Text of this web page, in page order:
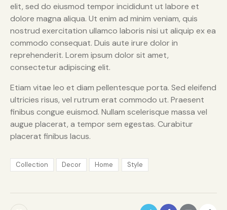
elit, sed do eiusmod tempor incididunt ut labore et
dolore magna aliqua. Ut enim ad minim veniam, quis
nostrud exercitation ullamco laboris nisi ut aliquip ex ea
commodo consequat. Duis aute irure dolor in
reprehenderit. Lorem ipsum dolor sit amet,
consectetur adipiscing elit.
Etiam vitae leo et diam pellentesque porta. Sed eleifend
ultricies risus, vel rutrum erat commodo ut. Praesent
finibus congue euismod. Nullam scelerisque massa vel
augue placerat, a tempor sem egestas. Curabitur
placerat finibus lacus.
Collection Decor Home Style